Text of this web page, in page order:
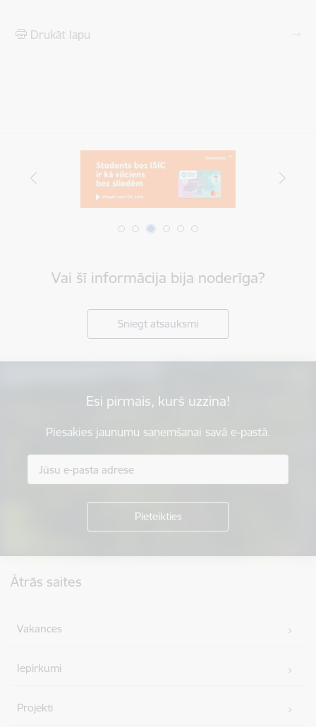
Drukāt lapu
Vai šī informācija bija noderīga?
Sniegt atsauksmi
Esi pirmais, kurš uzzina!
Piesakies jaunumu saņemšanai savā e-pastā.
Ātrās saites
Vakances
Iepirkumi
Projekti